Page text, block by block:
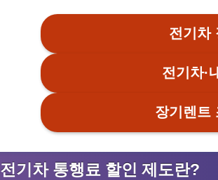
전기차
전기차·
장기렌트
전기차 통행료 할인 제도란?